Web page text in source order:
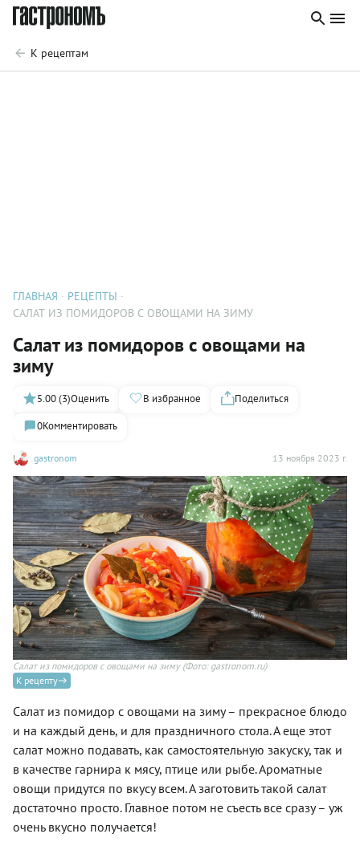
К рецептам
ГЛАВНАЯ
РЕЦЕПТЫ
САЛАТ ИЗ ПОМИДОРОВ С ОВОЩАМИ НА ЗИМУ
Салат из помидоров с овощами на
зиму
gastronom 13 ноября 2023 г.
5.00 (3)Оценить В избранное
Поделиться
0Комментировать
Салат из помидоров с овощами на зиму(Фото: gastronom.ru)
К рецепту
Салат из помидор с овощами на зиму – прекрасное блюдо
и на каждый день, и для праздничного стола. А еще этот
салат можно подавать, как самостоятельную закуску, так и
в качестве гарнира к мясу, птице или рыбе. Ароматные
овощи придутся по вкусу всем. А заготовить такой салат
достаточно просто. Главное потом не съесть все сразу – уж
очень вкусно получается!